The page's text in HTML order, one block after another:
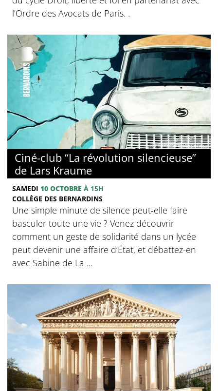
l’Ordre des Avocats de Paris. .
© Collège des Bernardins
Ciné-club “La révolution silencieuse”
de Lars Kraume
SAMEDI 10 OCTOBRE À 15H
COLLÈGE DES BERNARDINS
Une simple minute de silence peut-elle faire
basculer toute une vie ? Venez découvrir
comment un geste de solidarité dans un lycée
peut devenir une affaire d’État, et débattez-en
avec Sabine de La ...